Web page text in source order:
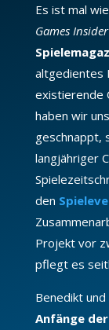
Es ist mal
Games Insider
altgedientes
existierende
haben wir
geschnappt,
langjähriger
den
Projekt vor
pflegt es
Benedikt
Anfänge